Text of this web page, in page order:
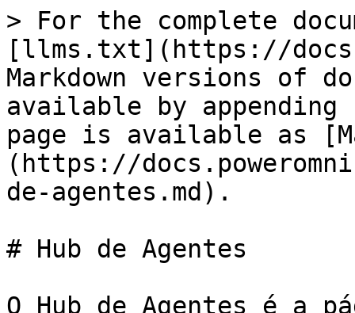
> For the complete
[llms.txt](https://
Markdown versions of
available by
page is available as
(https://
de-agentes.md).
# Hub de Agentes
O Hub de Agentes é a